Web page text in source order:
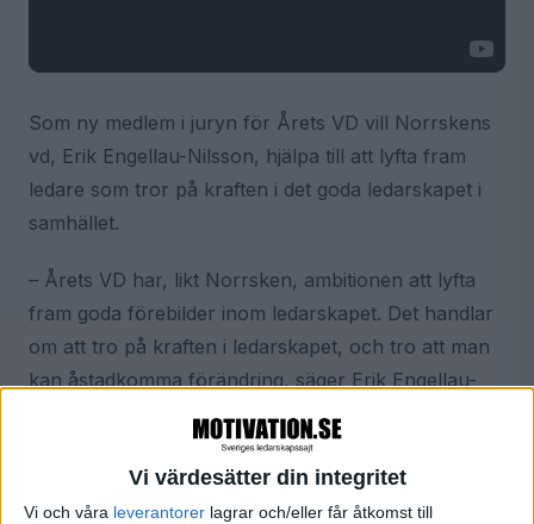
Vi värdesätter din integritet
Vi och våra leverantorer lagrar och/eller får åtkomst till
Som ny medlem i juryn för Årets VD vill Norrskens
vd, Erik Engellau-Nilsson, hjälpa till att lyfta fram
ledare som tror på kraften i det goda ledarskapet i
samhället.
– Årets VD har, likt Norrsken, ambitionen att lyfta
fram goda förebilder inom ledarskapet. Det handlar
om att tro på kraften i ledarskapet, och tro att man
kan åstadkomma förändring, säger Erik Engellau-
Kriterierna för Årets VD – ledarskap, hållbarhet och
lönsamhet – avspeglar också hans och Norrskens